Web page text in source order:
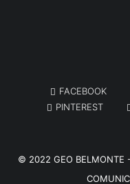
FACEBOOK
PINTEREST
© 2022 GEO BELMONTE